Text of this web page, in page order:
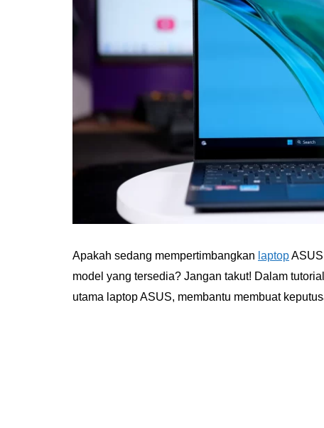
Apakah sedang mempertimbangkan laptop
model yang tersedia? Jangan takut! Dalam
utama laptop ASUS, membantu membuat